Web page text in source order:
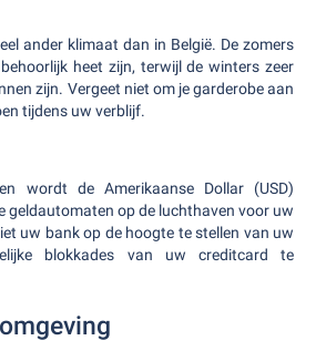
ander klimaat dan in België. De zomers
heet zijn, terwijl de winters zeer
zijn. Vergeet niet om je garderobe aan
tijdens uw verblijf.
wordt de Amerikaanse Dollar (USD)
geldautomaten op de luchthaven voor uw
uw bank op de hoogte te stellen van uw
blokkades van uw creditcard te